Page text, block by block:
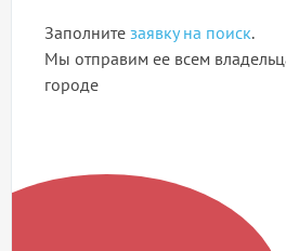
Заполните заявку на поиск.
Мы отправим ее всем
городе